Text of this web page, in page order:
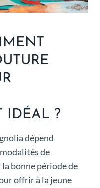
IDÉAL ?
dépend
de
bonne période de
offrir à la jeune